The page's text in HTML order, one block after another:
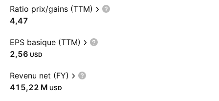
Ratio prix/gains (TTM)
4,47
EPS basique (TTM)
2,56 USD
Revenu net (FY)
‪415,22 M‬ USD